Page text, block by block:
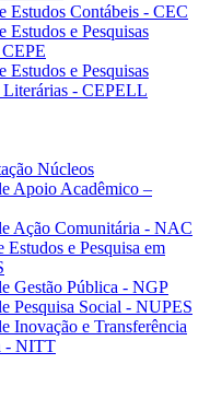
Estudos Contábeis - CEC
Estudos e Pesquisas
Estudos e Pesquisas
- CEPELL
Núcleos
Apoio Acadêmico –
Ação Comunitária - NAC
Estudos e Pesquisa em
Gestão Pública - NGP
Pesquisa Social - NUPES
Inovação e Transferência
- NITT